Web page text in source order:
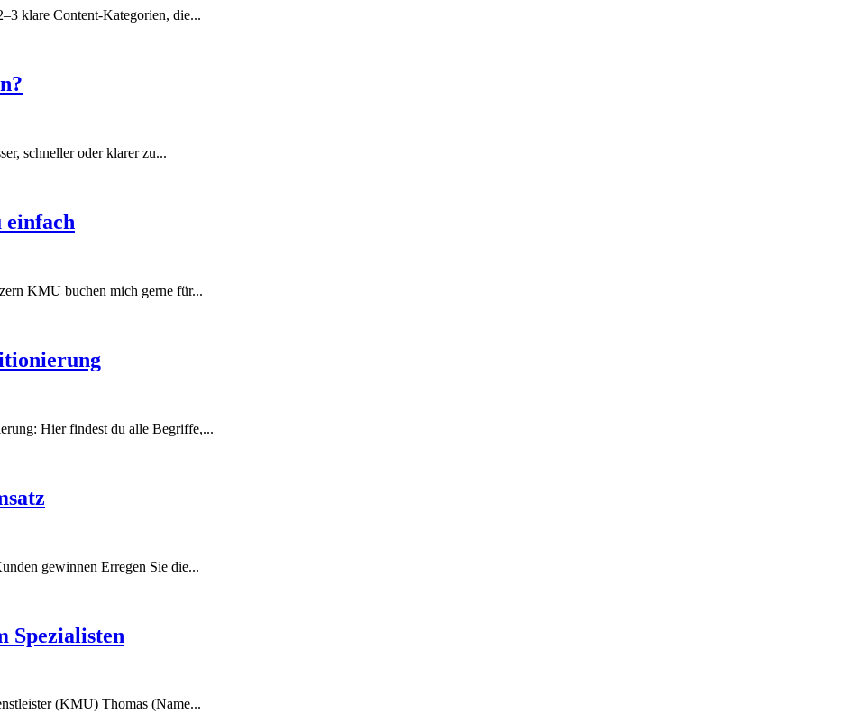
klare Content-Kategorien, die...
schneller oder klarer zu...
einfach
KMU buchen mich gerne für...
Hier findest du alle Begriffe,...
gewinnen Erregen Sie die...
Spezialisten
(KMU) Thomas (Name...